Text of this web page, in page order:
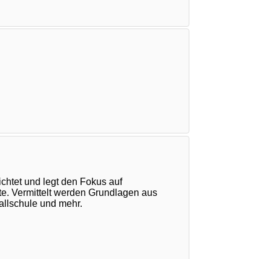
und legt den Fokus auf
Vermittelt werden Grundlagen aus
und mehr.